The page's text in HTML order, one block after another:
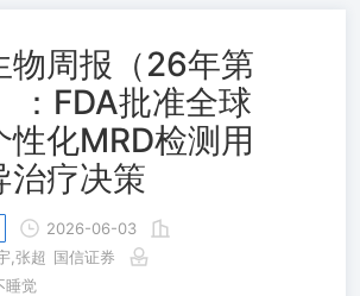
物周报（26年第
：FDA批准全球
性化MRD检测用
治疗决策
2026-06-03
,张超 国信证券
睡觉